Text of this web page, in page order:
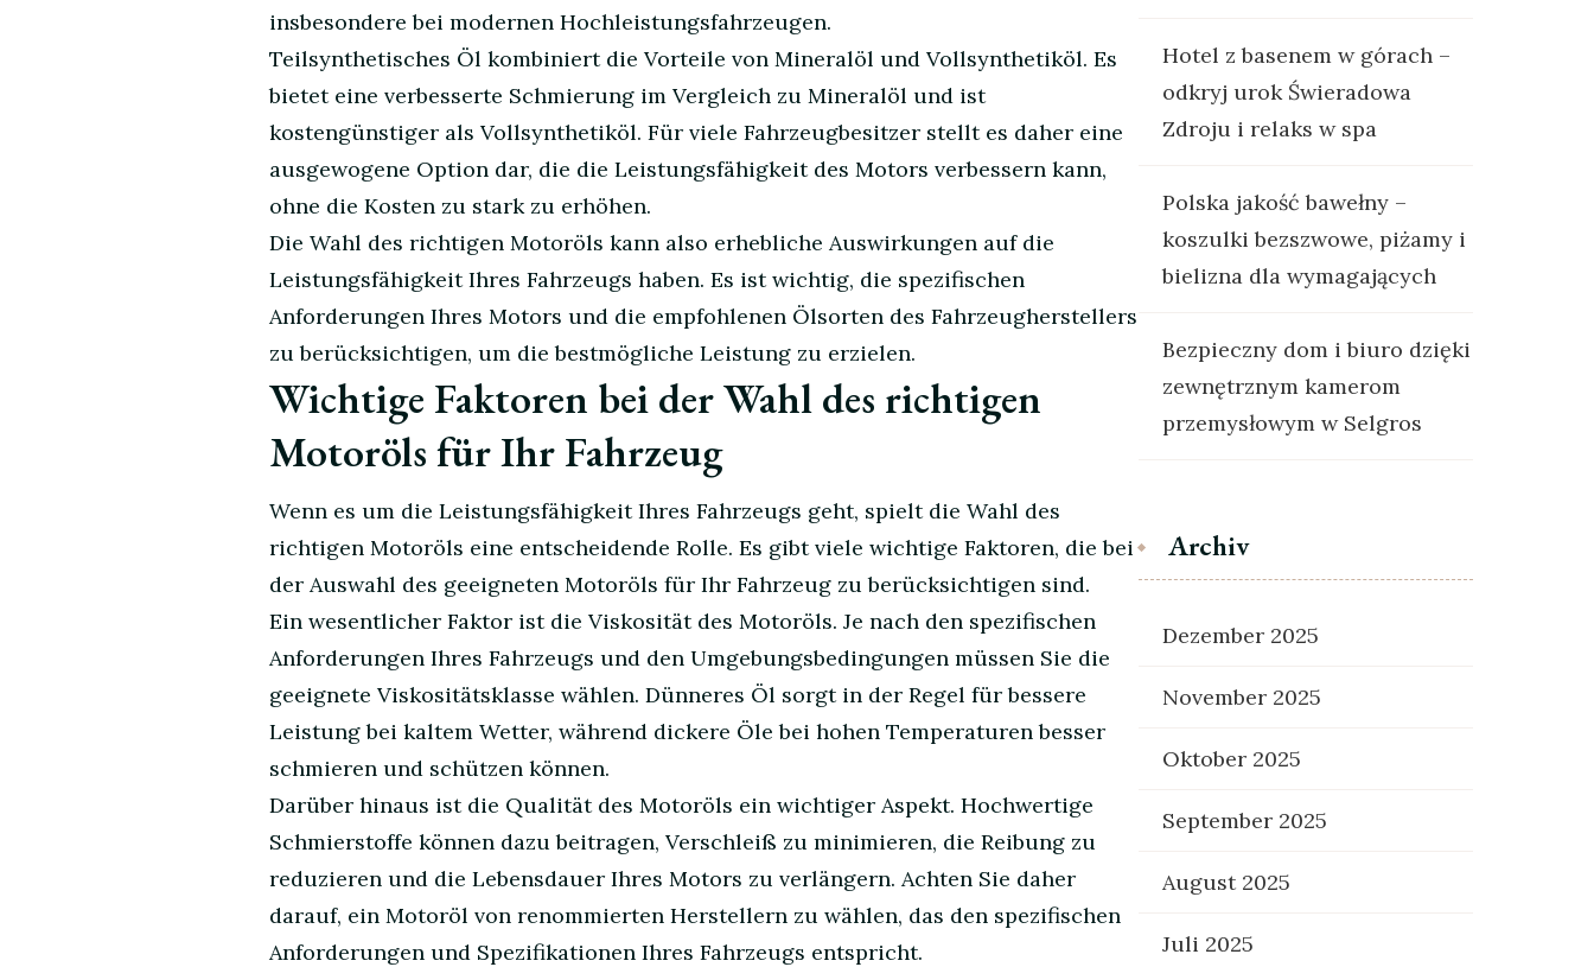
insbesondere bei modernen Hochleistungsfahrzeugen.
Teilsynthetisches Öl kombiniert die Vorteile von Mineralöl und Vollsynthetiköl. Es
bietet eine verbesserte Schmierung im Vergleich zu Mineralöl und ist
kostengünstiger als Vollsynthetiköl. Für viele Fahrzeugbesitzer stellt es daher eine
ausgewogene Option dar, die die Leistungsfähigkeit des Motors verbessern kann,
ohne die Kosten zu stark zu erhöhen.
Die Wahl des richtigen Motoröls kann also erhebliche Auswirkungen auf die
Leistungsfähigkeit Ihres Fahrzeugs haben. Es ist wichtig, die spezifischen
Anforderungen Ihres Motors und die empfohlenen Ölsorten des Fahrzeugherstellers
zu berücksichtigen, um die bestmögliche Leistung zu erzielen.
Wichtige Faktoren bei der Wahl des richtigen
Motoröls für Ihr Fahrzeug
Wenn es um die Leistungsfähigkeit Ihres Fahrzeugs geht, spielt die Wahl des
richtigen Motoröls eine entscheidende Rolle. Es gibt viele wichtige Faktoren, die bei
der Auswahl des geeigneten Motoröls für Ihr Fahrzeug zu berücksichtigen sind.
Ein wesentlicher Faktor ist die Viskosität des Motoröls. Je nach den spezifischen
Anforderungen Ihres Fahrzeugs und den Umgebungsbedingungen müssen Sie die
geeignete Viskositätsklasse wählen. Dünneres Öl sorgt in der Regel für bessere
Leistung bei kaltem Wetter, während dickere Öle bei hohen Temperaturen besser
schmieren und schützen können.
Darüber hinaus ist die Qualität des Motoröls ein wichtiger Aspekt. Hochwertige
Schmierstoffe können dazu beitragen, Verschleiß zu minimieren, die Reibung zu
reduzieren und die Lebensdauer Ihres Motors zu verlängern. Achten Sie daher
darauf, ein Motoröl von renommierten Herstellern zu wählen, das den spezifischen
Anforderungen und Spezifikationen Ihres Fahrzeugs entspricht.
Hotel z basenem w górach –
odkryj urok Świeradowa
Zdroju i relaks w spa
Polska jakość bawełny –
koszulki bezszwowe, piżamy i
bielizna dla wymagających
Bezpieczny dom i biuro dzięki
zewnętrznym kamerom
przemysłowym w Selgros
Archiv
Dezember 2025
November 2025
Oktober 2025
September 2025
August 2025
Juli 2025